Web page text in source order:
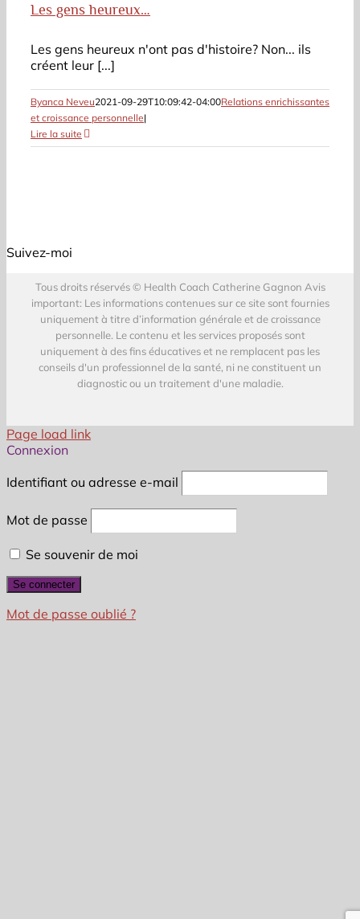
Les gens heureux…
Les gens heureux n'ont pas d'histoire? Non... ils
créent leur [...]
Byanca Neveu2021-09-29T10:09:42-04:00Relations enrichissantes
et croissance personnelle|
Lire la suite
Suivez-moi
Tous droits réservés © Health Coach Catherine Gagnon Avis
important: Les informations contenues sur ce site sont fournies
uniquement à titre d’information générale et de croissance
personnelle. Le contenu et les services proposés sont
uniquement à des fins éducatives et ne remplacent pas les
conseils d'un professionnel de la santé, ni ne constituent un
diagnostic ou un traitement d'une maladie.
Page load link
Connexion
Identifiant ou adresse e-mail
Mot de passe
Se souvenir de moi
Mot de passe oublié ?